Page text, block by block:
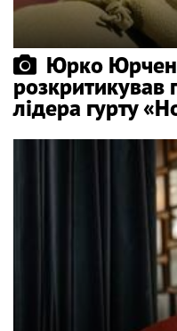
Юрко
розкритикував
лідера гурту